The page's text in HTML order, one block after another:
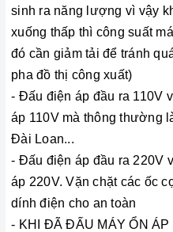
sinh ra năng lượng vì vậy
xuống thấp thì công suất
đó cần giảm tải để tránh
pha đồ thị công xuất)
- Đấu điện áp đầu ra 110V
áp 110V mà thông thường
Đài Loan...
- Đấu điện áp đầu ra 220V
áp 220V. Vặn chặt các ốc
dính điện cho an toàn
- KHI ĐÃ ĐẤU MÁY ỔN ÁP